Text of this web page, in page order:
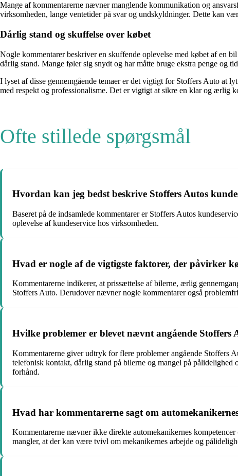
Mange af kommentarerne nævner manglende kommunikation og
virksomheden, lange ventetider på svar og undskyldninger. Dette kan
Dårlig stand og skuffelse over købet
Nogle kommentarer beskriver en skuffende oplevelse med købet af en
dårlig stand. Mange føler sig snydt og har måtte bruge ekstra penge og
I lyset af disse gennemgående temaer er det vigtigt for Stoffers Auto at
med respekt og professionalisme. Det er vigtigt at sikre en klar og ærlig
Ofte stillede spørgsmål
Hvordan kan jeg bedst beskrive Stoffers Autos
Baseret på de indsamlede kommentarer er Stoffers Autos
oplevelse af kundeservice hos virksomheden.
Hvad er nogle af de vigtigste faktorer, der påvirker
Kommentarerne indikerer, at prissættelse af bilerne, ærlig
Stoffers Auto. Derudover nævner nogle kommentarer også
Hvilke problemer er blevet nævnt angående Stoffers
Kommentarerne giver udtryk for flere problemer angående Stoffers
telefonisk kontakt, dårlig stand på bilerne og mangel på
forhånd.
Hvad har kommentarerne sagt om
Kommentarerne nævner ikke direkte automekanikernes
mangler, at der kan være tvivl om mekanikernes arbejde og